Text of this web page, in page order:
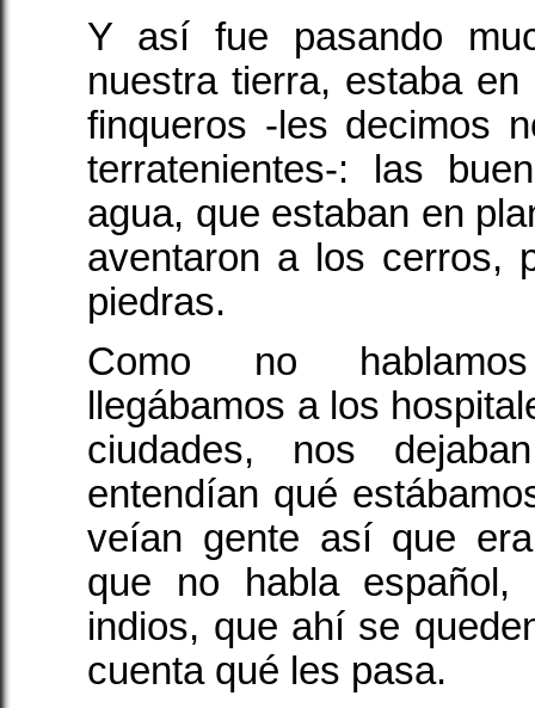
Y así fue pasando
nuestra tierra, estaba
finqueros -les decimos
terratenientes-: las
agua, que estaban en
aventaron a los cerros,
piedras.
Como no
llegábamos a los
ciudades, nos
entendían qué
veían gente así que
que no habla
indios, que ahí se
cuenta qué les pasa.